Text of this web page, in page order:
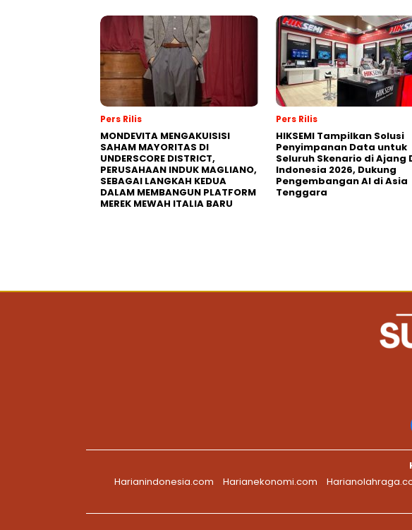
Pers Rilis
MONDEVITA MENGAKUISISI
SAHAM MAYORITAS DI
UNDERSCORE DISTRICT,
PERUSAHAAN INDUK MAGLIANO,
SEBAGAI LANGKAH KEDUA
DALAM MEMBANGUN PLATFORM
MEREK MEWAH ITALIA BARU
Pers Rilis
HIKSEMI Tampilkan Solusi
Penyimpanan Data untuk
Seluruh Skenario di Ajang
Indonesia 2026, Dukung
Pengembangan AI di Asia
Tenggara
Harianindonesia.com
Harianekonomi.com